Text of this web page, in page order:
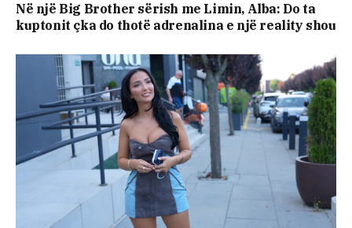
Në një Big Brother sërish me Limin, Alba: Do ta
kuptonit çka do thotë adrenalina e një reality shou